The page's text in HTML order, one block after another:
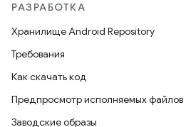
РАЗРАБОТКА
Хранилище Android Repository
Требования
Как скачать код
Предпросмотр исполняемых файлов
Заводские образы